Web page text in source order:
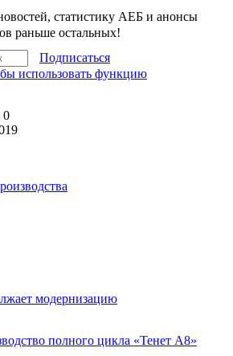
статистику АЕБ и анонсы
раньше остальных!
Подписаться
0
модернизацию
полного цикла «Тенет A8»